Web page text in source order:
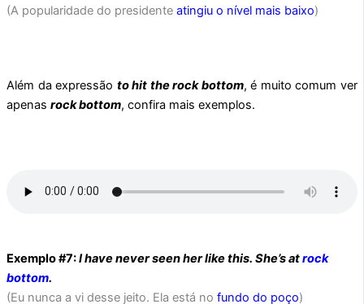
(A popularidade do presidente atingiu o nível mais baixo)
Além da expressão to hit the rock bottom, é muito comum ver
apenas rock bottom, confira mais exemplos.
Exemplo #7:I have never seen her like this. She’s atrock
bottom.
(Eu nunca a vi desse jeito. Ela está no fundo do poço)